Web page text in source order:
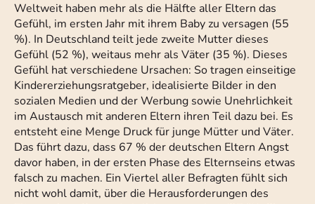
Weltweit haben mehr als die Hälfte aller Eltern das
Gefühl, im ersten Jahr mit ihrem Baby zu versagen (55
%). In Deutschland teilt jede zweite Mutter dieses
Gefühl (52 %), weitaus mehr als Väter (35 %). Dieses
Gefühl hat verschiedene Ursachen: So tragen einseitige
Kindererziehungsratgeber, idealisierte Bilder in den
sozialen Medien und der Werbung sowie Unehrlichkeit
im Austausch mit anderen Eltern ihren Teil dazu bei. Es
entsteht eine Menge Druck für junge Mütter und Väter.
Das führt dazu, dass 67 % der deutschen Eltern Angst
davor haben, in der ersten Phase des Elternseins etwas
falsch zu machen. Ein Viertel aller Befragten fühlt sich
nicht wohl damit, über die Herausforderungen des